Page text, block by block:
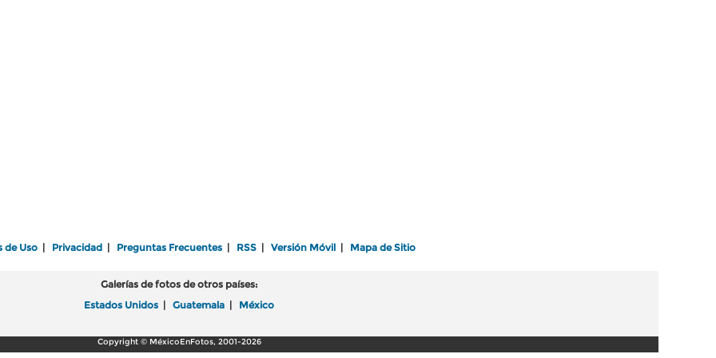
de Uso Privacidad Preguntas Frecuentes RSS Versión Móvil Mapa de Sitio
Galerías de fotos de otros países:
Estados Unidos
Guatemala México
Copyright © MéxicoEnFotos, 2001-2026